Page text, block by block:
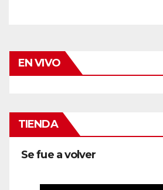
EN VIVO
TIENDA
Se fue a volver